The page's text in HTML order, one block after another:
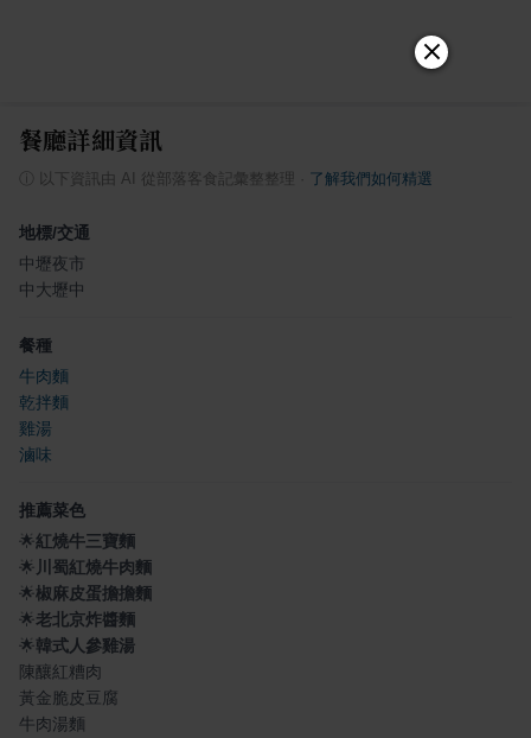
餐廳詳細資訊
ⓘ 以下資訊由 AI 從部落客食記彙整整理 了解我們如何精選
地標/交通
中壢夜市
中大壢中
餐種
牛肉麵
乾拌麵
雞湯
滷味
推薦菜色
🌟紅燒牛三寶麵
🌟 川蜀紅燒牛肉麵
🌟椒麻皮蛋擔擔麵
🌟老北京炸醬麵
🌟韓式人參雞湯
陳釀紅糟肉
黃金脆皮豆腐
牛肉湯麵